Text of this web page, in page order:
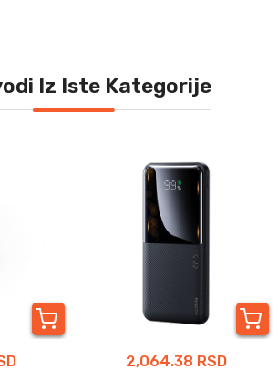
Iz Iste Kategorije
2,064.38 RSD